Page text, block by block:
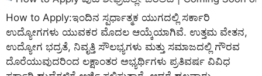
How to Apply:ಇಂದಿನ ಸ್ಪರ್ಧಾತ್ಮಕ ಯುಗದಲ್ಲಿ ಸರ್ಕಾರಿ
ಉದ್ಯೋಗಗಳು ಯುವಕರ ಮೊದಲ ಆಯ್ಕೆಯಾಗಿವೆ. ಉತ್ತಮ ವೇತನ,
ಉದ್ಯೋಗ ಭದ್ರತೆ, ನಿವೃತ್ತಿ ಸೌಲಭ್ಯಗಳು ಮತ್ತು ಸಮಾಜದಲ್ಲಿ ಗೌರವ
ದೊರೆಯುವುದರಿಂದ ಲಕ್ಷಾಂತರ ಅಭ್ಯರ್ಥಿಗಳು ಪ್ರತಿವರ್ಷ ವಿವಿಧ